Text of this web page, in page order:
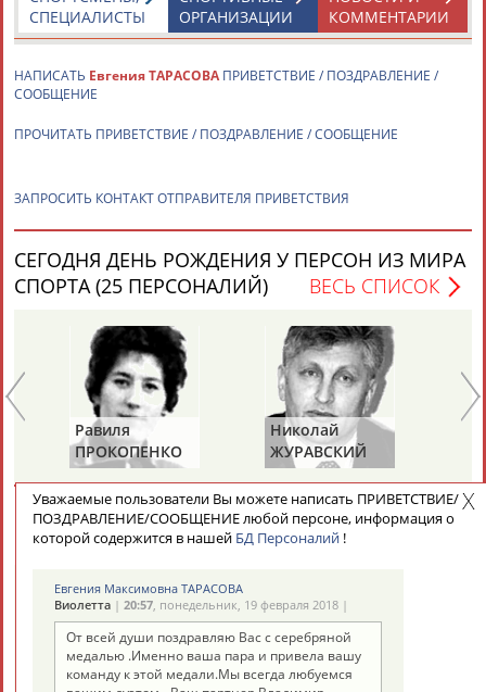
КОММЕНТАРИИ
ОРГАНИЗАЦИИ
СПЕЦИАЛИСТЫ
НАПИСАТЬ Евгения ТАРАСОВА ПРИВЕТСТВИЕ / ПОЗДРАВЛЕНИЕ /
СООБЩЕНИЕ
ПРОЧИТАТЬ ПРИВЕТСТВИЕ / ПОЗДРАВЛЕНИЕ / СООБЩЕНИЕ
ЗАПРОСИТЬ КОНТАКТ ОТПРАВИТЕЛЯ ПРИВЕТСТВИЯ
СЕГОДНЯ ДЕНЬ РОЖДЕНИЯ У ПЕРСОН ИЗ МИРА
СПОРТА (25 ПЕРСОНАЛИЙ)
ВЕСЬ СПИСОК
Равиля
ПРОКОПЕНКО
(САЛИМОВА)
Николай
ЖУРАВСКИЙ
СЕГОДНЯ ДЕНЬ ПАМЯТИ У ПЕРСОН ИЗ МИРА
СПОРТА (4 ПЕРСОНАЛИЙ)
ВЕСЬ СПИСОК
Виталия Михаил
Уважаемые пользователи Вы можете написать ПРИВЕТСТВИЕ/
ПОЗДРАВЛЕНИЕ/СООБЩЕНИЕ любой персоне, информация о
которой содержится в нашей БД Персоналий!
Евгения Максимовна ТАРАСОВА
Виолетта| 20:57, понедельник, 19 февраля 2018 |
От всей души поздравляю Вас с серебряной
медалью .Именно ваша пара и привела вашу
команду к этой медали.Мы всегда любуемся